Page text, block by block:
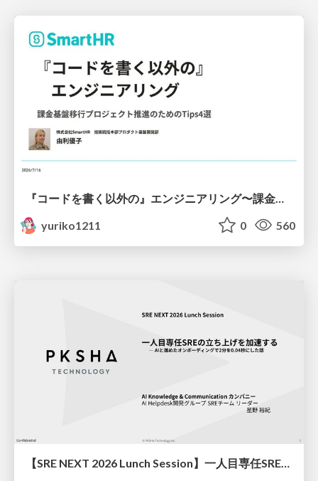
yuriko1211
0 560
【SRE NEXT 2026 Lunch Session】一人目専任SREの立ち上げを加速する ― AIと進めたオンボーディングで2分を0.04秒にした話